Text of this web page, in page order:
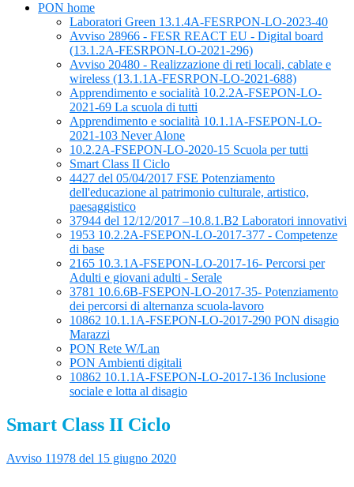
PON home
Laboratori Green 13.1.4A-FESRPON-LO-2023-40
Avviso 28966 - FESR REACT EU - Digital board
(13.1.2A-FESRPON-LO-2021-296)
Avviso 20480 - Realizzazione di reti locali, cablate e
wireless (13.1.1A-FESRPON-LO-2021-688)
Apprendimento e socialità 10.2.2A-FSEPON-LO-
2021-69 La scuola di tutti
Apprendimento e socialità 10.1.1A-FSEPON-LO-
2021-103 Never Alone
10.2.2A-FSEPON-LO-2020-15 Scuola per tutti
Smart Class II Ciclo
4427 del 05/04/2017 FSE Potenziamento
dell'educazione al patrimonio culturale, artistico,
paesaggistico
37944 del 12/12/2017 –10.8.1.B2 Laboratori innovativi
1953 10.2.2A-FSEPON-LO-2017-377 - Competenze
di base
2165 10.3.1A-FSEPON-LO-2017-16- Percorsi per
Adulti e giovani adulti - Serale
3781 10.6.6B-FSEPON-LO-2017-35- Potenziamento
dei percorsi di alternanza scuola-lavoro
10862 10.1.1A-FSEPON-LO-2017-290 PON disagio
Marazzi
PON Rete W/Lan
PON Ambienti digitali
10862 10.1.1A-FSEPON-LO-2017-136 Inclusione
sociale e lotta al disagio
Smart Class II Ciclo
Avviso 11978 del 15 giugno 2020